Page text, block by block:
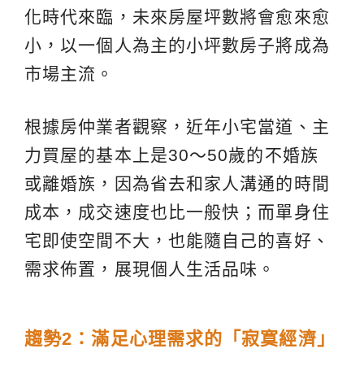
化時代來臨，未來房屋坪數將會愈來愈
小，以一個人為主的小坪數房子將成為
市場主流。
根據房仲業者觀察，近年小宅當道、主
力買屋的基本上是30～50歲的不婚族
或離婚族，因為省去和家人溝通的時間
成本，成交速度也比一般快；而單身住
宅即使空間不大，也能隨自己的喜好、
需求佈置，展現個人生活品味。
趨勢2：滿足心理需求的「寂寞經濟」